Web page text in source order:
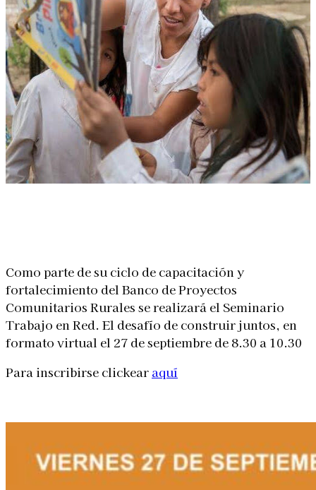
Como parte de su ciclo de capacitación y
fortalecimiento del Banco de Proyectos
Comunitarios Rurales se realizará el Seminario
Trabajo en Red. El desafío de construir juntos, en
formato virtual el 27 de septiembre de 8.30 a 10.30
Para inscribirse clickear aquí